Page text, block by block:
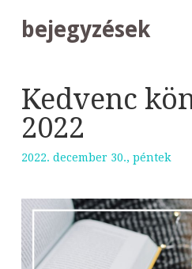
bejegyzések
Kedvenc
2022
2022. december 30., péntek